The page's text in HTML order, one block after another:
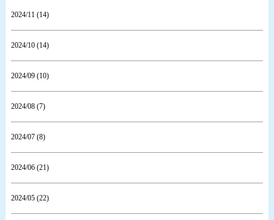
2024/11 (14)
2024/10 (14)
2024/09 (10)
2024/08 (7)
2024/07 (8)
2024/06 (21)
2024/05 (22)